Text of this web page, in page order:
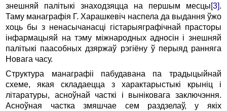
знешняй палітыкі знаходзяцца на першым месцы[3].
Таму манаграфія Г. Харашкевіч наспела да выдання ўжо
хоць бы з ненасычанасці гістарыяграфічнай прасторы
інфармацыяй на тэму міжнародных адносін і знешняй
палі­тыкі паасобных дзяржаў рэгіёну ў перыяд ранняга
Новага часу.
Структура манаграфіі пабудавана па традыцыйнай
схеме, якая складаецца з характарыстыкі крыніц і
літаратуры, асноўнай часткі і выніковага заключэння.
Асноўная частка змяшчае сем раздзелаў, у якіх